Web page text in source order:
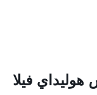
فيلا